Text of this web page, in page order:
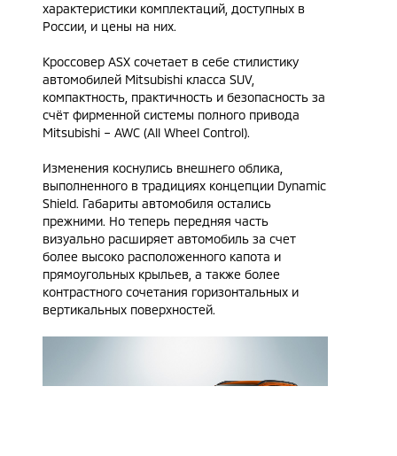
характеристики комплектаций, доступных в
России, и цены на них.
Кроссовер ASX сочетает в себе стилистику
автомобилей Mitsubishi класса SUV,
компактность, практичность и безопасность за
счёт фирменной системы полного привода
Mitsubishi – AWC (All Wheel Control).
Изменения коснулись внешнего облика,
выполненного в традициях концепции Dynamic
Shield. Габариты автомобиля остались
прежними. Но теперь передняя часть
визуально расширяет автомобиль за счет
более высоко расположенного капота и
прямоугольных крыльев, а также более
контрастного сочетания горизонтальных и
вертикальных поверхностей.